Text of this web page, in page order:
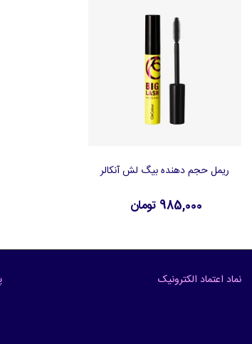
افزودن به سبد خرید
ریمل حجم دهنده بیگ لش آنکالر
985,000 تومان
نماد اعتماد الکترونیک